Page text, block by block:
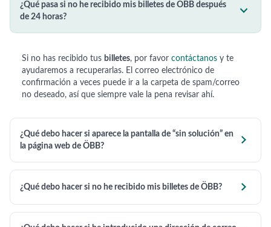
¿Qué pasa si no he recibido mis billetes de ÖBB después
de 24 horas?

Si no has recibido tus billetes, por favor contáctanos y te
ayudaremos a recuperarlas. El correo electrónico de
confirmación a veces puede ir a la carpeta de spam/correo
no deseado, así que siempre vale la pena revisar ahí.
¿Qué debo hacer si aparece la pantalla de “sin solución” en
la página web de ÖBB?

¿Qué debo hacer si no he recibido mis billetes de ÖBB? 